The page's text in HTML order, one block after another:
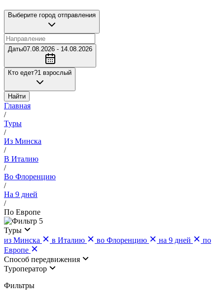
Выберите город отправления
Даты07.08.2026 - 14.08.2026
Кто едет?1 взрослый
Найти
Главная
/
Туры
/
Из Минска
/
В Италию
/
Во Флоренцию
/
На 9 дней
/
По Европе
5
Туры
из Минска
в Италию во Флоренцию на 9 дней
по
Европе
Cпособ передвижения
Туроператор
Фильтры